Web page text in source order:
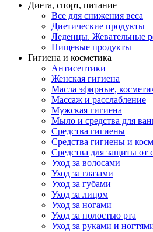
Диета, спорт, питание
Все для снижения веса
Диетические продукты
Леденцы. Жевательные
Пищевые продукты
Гигиена и косметика
Антисептики
Женская гигиена
Масла эфирные,
Массаж и расслабление
Мужская гигиена
Мыло и средства для
Средства гигиены
Средства гигиены и
Средства для защиты от
Уход за волосами
Уход за глазами
Уход за губами
Уход за лицом
Уход за ногами
Уход за полостью рта
Уход за руками и